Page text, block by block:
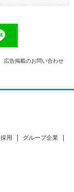
広告掲載のお問い合わせ
採用
グループ企業